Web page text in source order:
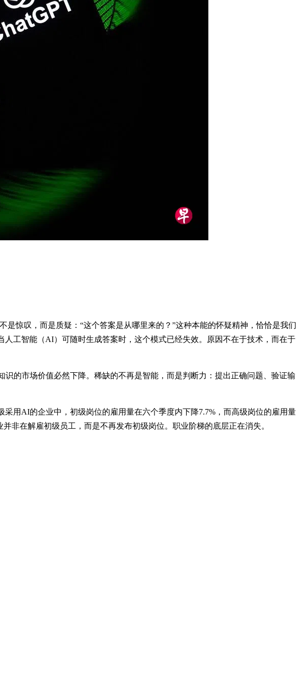
惊叹，而是质疑：“这个答案是从哪里来的？”这种本能的怀疑精神，恰恰是我们
工智能（AI）可随时生成答案时，这个模式已经失效。原因不在于技术，而在于
的市场价值必然下降。稀缺的不再是智能，而是判断力：提出正确问题、验证输
用AI的企业中，初级岗位的雇用量在六个季度内下降7.7%，而高级岗位的雇用量
非在解雇初级员工，而是不再发布初级岗位。职业阶梯的底层正在消失。